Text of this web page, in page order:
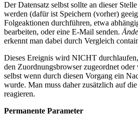
Der Datensatz selbst sollte an dieser
werden (dafür ist Speichern (vorher)
Folgeaktionen durchführen, etwa
bearbeiten, oder eine E-Mail senden.
erkennt man dabei durch Vergleich
Dieses Ereignis wird NICHT
den Zuordnungsbrowser zugeordnet
selbst wenn durch diesen Vorgang ein
wurde. Man muss daher zusätzlich auf
reagieren.
Permanente Parameter